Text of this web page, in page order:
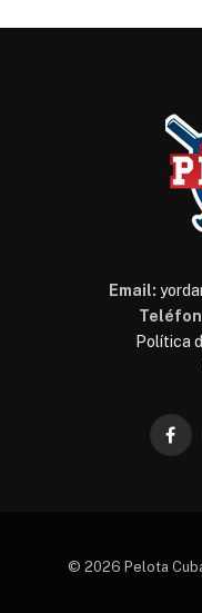
Email:
Política
© 2026 Pelota